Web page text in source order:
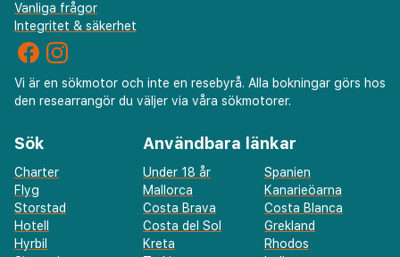
Vanliga frågor
Integritet & säkerhet
Vi är en sökmotor och inte en resebyrå. Alla bokningar görs hos
den researrangör du väljer via våra sökmotorer.
Sök
Charter
Flyg
Storstad
Hotell
Hyrbil
Användbara länkar
Under 18 år
Spanien
Mallorca
Kanarieöarna
Costa Brava
Costa Blanca
Costa del Sol
Grekland
Kreta
Rhodos